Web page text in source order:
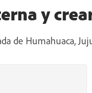
y
de Humahuaca,